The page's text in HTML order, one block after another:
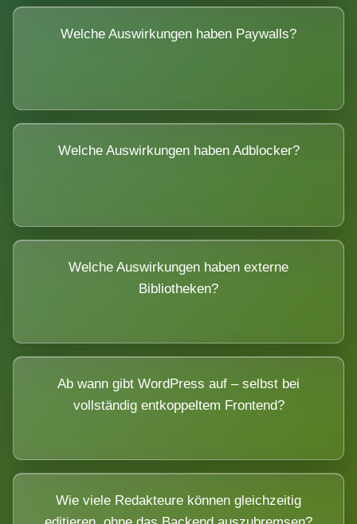
Welche Auswirkungen haben Paywalls?
Welche Auswirkungen haben Adblocker?
Welche Auswirkungen haben externe
Bibliotheken?
Ab wann gibt WordPress auf – selbst bei
vollständig entkoppeltem Frontend?
Wie viele Redakteure können gleichzeitig